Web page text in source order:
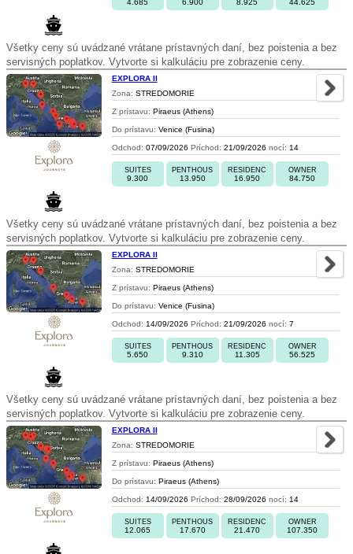
4.685 6.900 8.925 44.625
Všetky ceny sú uvádzané vrátane prístavných daní, bez poistenia a bez
servisných poplatkov. Vytvorte si kalkuláciu pre zobrazenie ceny.
EXPLORA II
Zona: STREDOMORIE
Z prístavu: Piraeus (Athens)
Do prístavu: Venice (Fusina)
Odchod: 07/09/2026 Príchod: 21/09/2026 nocí: 14
SUITES
9.300
PENTHOUS
13.950
RESIDENC
16.950
OWNER
84.750
Všetky ceny sú uvádzané vrátane prístavných daní, bez poistenia a bez
servisných poplatkov. Vytvorte si kalkuláciu pre zobrazenie ceny.
EXPLORA II
Zona: STREDOMORIE
Z prístavu: Piraeus (Athens)
Do prístavu: Venice (Fusina)
Odchod: 14/09/2026 Príchod: 21/09/2026 nocí: 7
SUITES
5.650
PENTHOUS
9.310
RESIDENC
11.305
OWNER
56.525
Všetky ceny sú uvádzané vrátane prístavných daní, bez poistenia a bez
servisných poplatkov. Vytvorte si kalkuláciu pre zobrazenie ceny.
EXPLORA II
Zona: STREDOMORIE
Z prístavu: Piraeus (Athens)
Do prístavu: Piraeus (Athens)
Odchod: 14/09/2026 Príchod: 28/09/2026 nocí: 14
SUITES
12.065
PENTHOUS
17.670
RESIDENC
21.470
OWNER
107.350